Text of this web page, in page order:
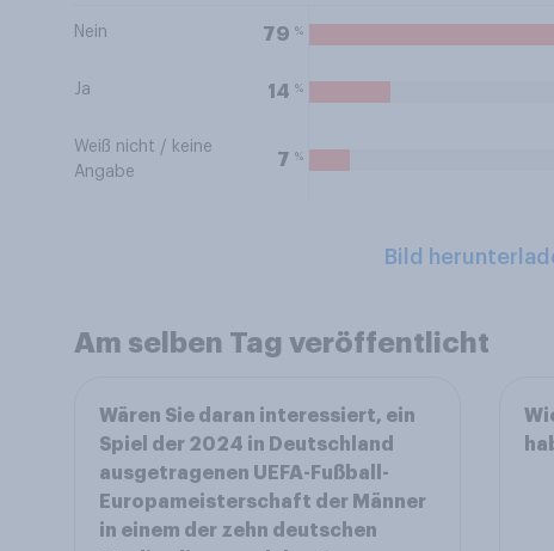
Nein 79 %
Ja 14 %
Weiß nicht / keine
Angabe
7 %
Bild
Am selben Tag veröffentlicht
Wären Sie daran interessiert, ein
Spiel der 2024 in Deutschland
ausgetragenen UEFA-Fußball-
Europameisterschaft der Männer
in einem der zehn deutschen